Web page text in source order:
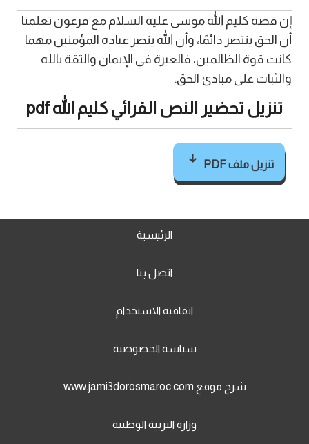
إن قصة كليم الله موسى عليه السلام مع فرعون تعلمنا
أن الحق ينتصر دائمًا، وأن الله ينصر عباده المؤمنين مهما
كانت قوة الظالمين، فالعبرة في الإيمان والثقة بالله
والثبات على مبادئ الحق.
تنزيل تحضير النص القرائي كليم الله pdf
تنزيل ملف PDF
الرئيسية
اتصل بنا
اتفاقية الاستخدام
سياسة الخصوصية
شرح موقع www.jami3dorosmaroc.com
وزارة التربية الوطنية